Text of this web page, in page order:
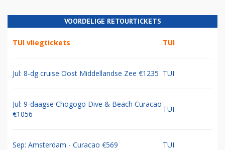
VOORDELIGE RETOURTICKETS
TUI vliegtickets TUI
Jul: 8-dg cruise Oost Middellandse Zee €1235 TUI
Jul: 9-daagse Chogogo Dive & Beach Curacao
€1056
TUI
Sep: Amsterdam - Curacao €569 TUI